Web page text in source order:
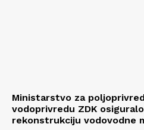
Ministarstvo za
vodoprivredu ZDK osiguralo
rekonstrukciju vodovodne